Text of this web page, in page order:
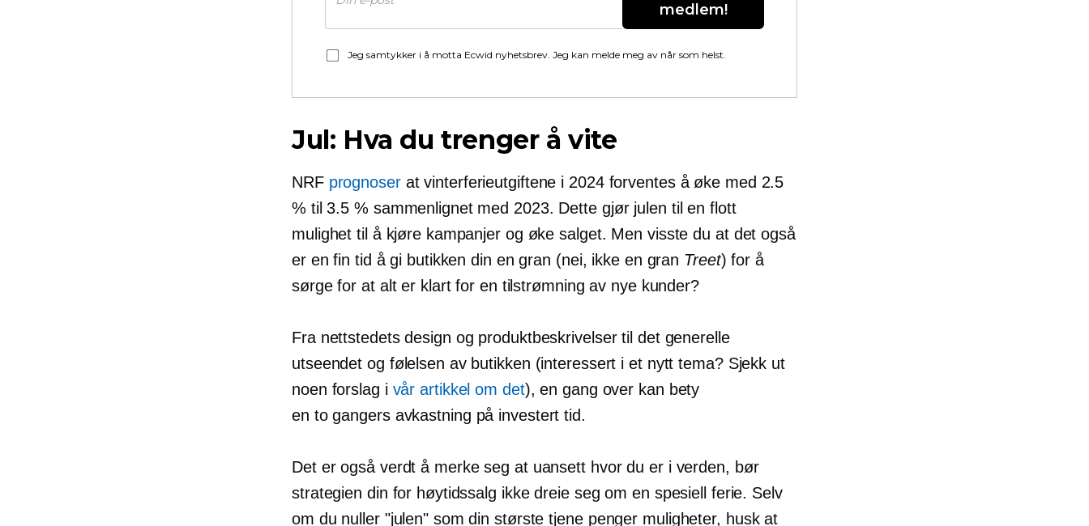
medlem!
Jeg samtykker i å motta Ecwid nyhetsbrev. Jeg kan melde meg av når som helst.
Jul: Hva du trenger å vite
NRF prognoserat vinterferieutgiftene i 2024 forventes å øke med 2.5
% til 3.5 % sammenlignet med 2023. Dette gjør julen til en flott
mulighet til å kjøre kampanjer og øke salget. Men visste du at det også
er en fin tid å gi butikken din en gran (nei, ikke en gran Treet) for å
sørge for at alt er klart for en tilstrømning av nye kunder?
Fra nettstedets design og produktbeskrivelser til det generelle
utseendet og følelsen av butikken (interessert i et nytt tema? Sjekk ut
noen forslag i vår artikkel om det), en gang over kan bety
en to gangersavkastning på investert tid.
Det er også verdt å merke seg at uansett hvor du er i verden, bør
strategien din for høytidssalg ikke dreie seg om en spesiell ferie. Selv
om du nuller "julen" som din størstetjene penger muligheter, husk at